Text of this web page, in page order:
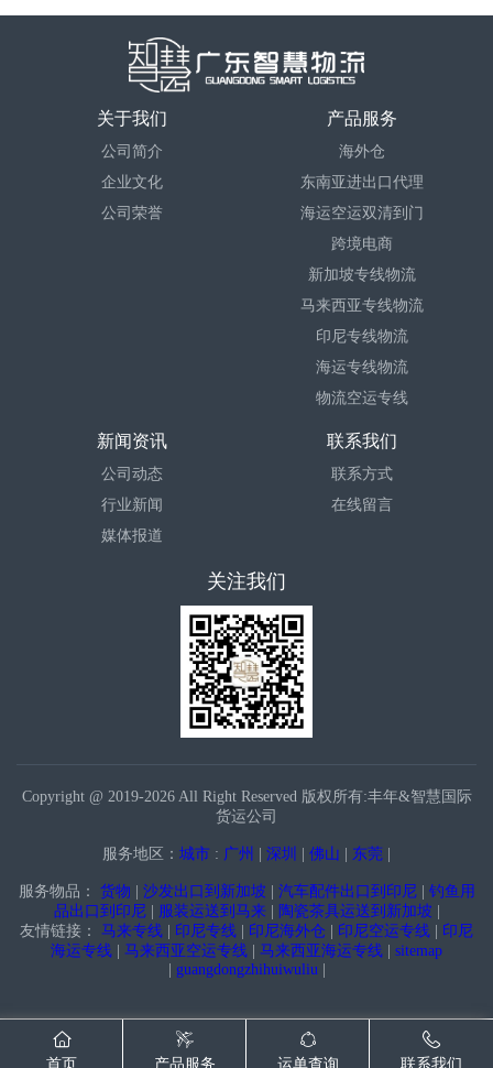
首页 产品服务 运单查询 联系我们
关于我们
公司简介
企业文化
公司荣誉
产品服务
海外仓
东南亚进出口代理
海运空运双清到门
跨境电商
新加坡专线物流
马来西亚专线物流
印尼专线物流
海运专线物流
物流空运专线
新闻资讯
公司动态
行业新闻
媒体报道
联系我们
联系方式
在线留言
关注我们
Copyright @ 2019-2026 All Right Reserved 版权所有:丰年&智慧国际
货运公司
服务地区： 城市 : 广州 | 深圳 | 佛山 | 东莞 |
服务物品： 货物 | 沙发出口到新加坡 | 汽车配件出口到印尼| 钓鱼用
品出口到印尼| 服装运送到马来| 陶瓷茶具运送到新加坡 |
友情链接： 马来专线 | 印尼专线 | 印尼海外仓 | 印尼空运专线 | 印尼
海运专线 | 马来西亚空运专线 | 马来西亚海运专线 | sitemap
| guangdongzhihuiwuliu |